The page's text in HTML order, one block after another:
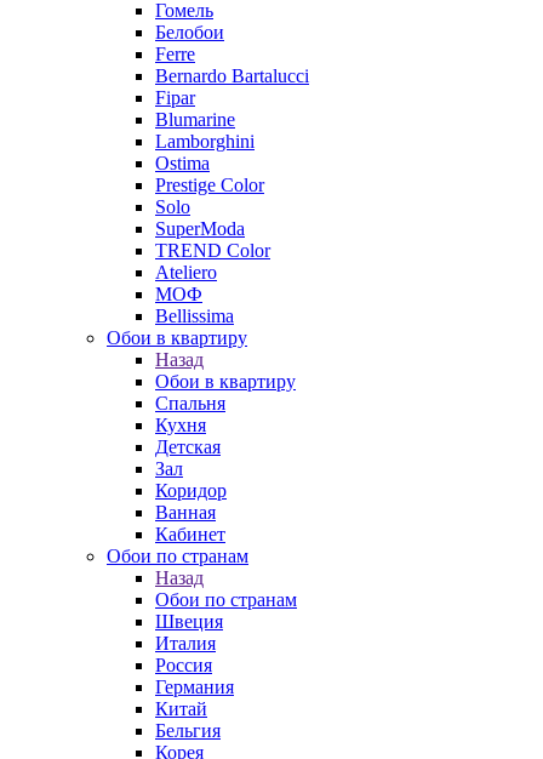
Гомель
Белобои
Ferre
Bernardo Bartalucci
Fipar
Blumarine
Lamborghini
Ostima
Prestige Color
Solo
SuperModa
TREND Color
Ateliero
МОФ
Bellissima
Обои в квартиру
Назад
Обои в квартиру
Спальня
Кухня
Детская
Зал
Коридор
Ванная
Кабинет
Обои по странам
Назад
Обои по странам
Швеция
Италия
Россия
Германия
Китай
Бельгия
Корея